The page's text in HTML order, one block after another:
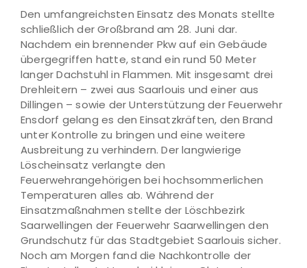
Den umfangreichsten Einsatz des Monats stellte
schließlich der Großbrand am 28. Juni dar.
Nachdem ein brennender Pkw auf ein Gebäude
übergegriffen hatte, stand ein rund 50 Meter
langer Dachstuhl in Flammen. Mit insgesamt drei
Drehleitern – zwei aus Saarlouis und einer aus
Dillingen – sowie der Unterstützung der Feuerwehr
Ensdorf gelang es den Einsatzkräften, den Brand
unter Kontrolle zu bringen und eine weitere
Ausbreitung zu verhindern. Der langwierige
Löscheinsatz verlangte den
Feuerwehrangehörigen bei hochsommerlichen
Temperaturen alles ab. Während der
Einsatzmaßnahmen stellte der Löschbezirk
Saarwellingen der Feuerwehr Saarwellingen den
Grundschutz für das Stadtgebiet Saarlouis sicher.
Noch am Morgen fand die Nachkontrolle der